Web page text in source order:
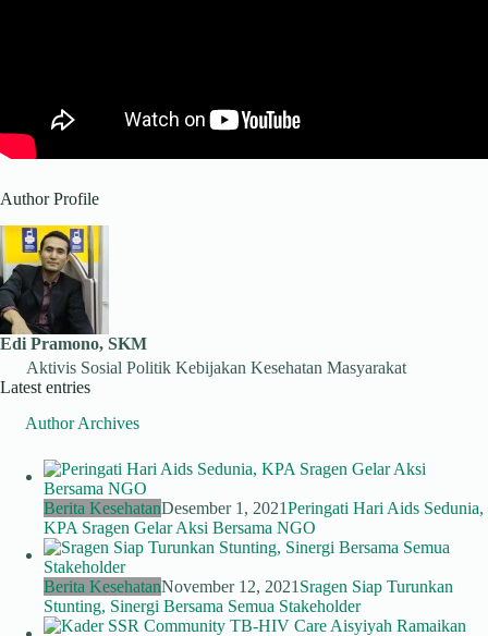
Author Profile
Edi Pramono, SKM
Aktivis Sosial Politik Kebijakan Kesehatan Masyarakat
Latest entries
Author Archives
Berita KesehatanDesember 1, 2021Peringati Hari Aids Sedunia,
KPA Sragen Gelar Aksi Bersama NGO
Berita KesehatanNovember 12, 2021 Sragen Siap Turunkan
Stunting, Sinergi Bersama Semua Stakeholder